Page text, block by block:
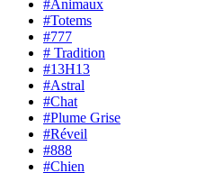
#Animaux
#Totems
#777
# Tradition
#13H13
#Astral
#Chat
#Plume Grise
#Réveil
#888
#Chien